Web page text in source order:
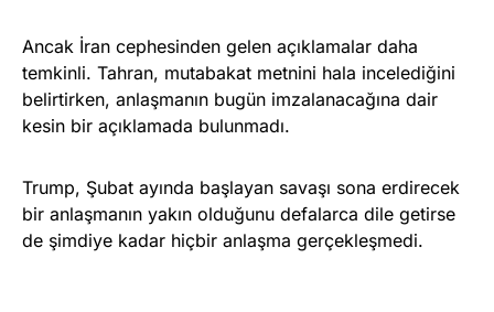
Ancak İran cephesinden gelen açıklamalar daha
temkinli. Tahran, mutabakat metnini hala incelediğini
belirtirken, anlaşmanın bugün imzalanacağına dair
kesin bir açıklamada bulunmadı.
Trump, Şubat ayında başlayan savaşı sona erdirecek
bir anlaşmanın yakın olduğunu defalarca dile getirse
de şimdiye kadar hiçbir anlaşma gerçekleşmedi.